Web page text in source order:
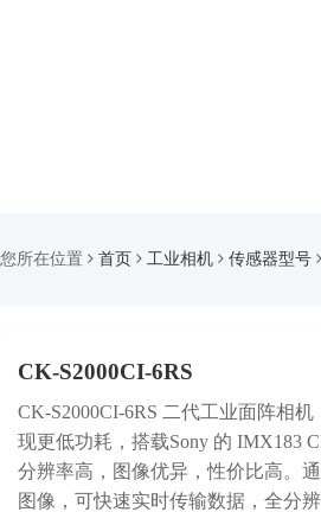
您所在位置 首页 工业相机 传感器型号
CK-S2000CI-6RS
CK-S2000CI-6RS 二代工业面阵相
现更低功耗，搭载Sony 的 IMX183
分辨率高，图像优异，性价比高。
图像，可快速实时传输数据，全分